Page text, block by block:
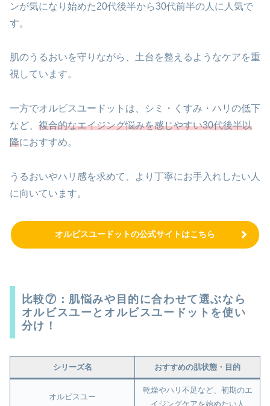
ンが気になり始めた20代後半から30代前半の人に人気で
す。
肌のうるおいを守りながら、土台を整えるようなケアを重
視しています。
一方でオルビスユードットは、シミ・くすみ・ハリの低下
など、 複合的なエイジング悩みを感じやすい30代後半以
降におすすめ。
うるおいやハリ感を求めて、より丁寧にお手入れしたい人
に向いています。
オルビスユードットの公式サイトはこちら
比較⑦：肌悩みや目的に合わせて選ぶなら
オルビスユーとオルビスユードットを使い
分け！
シリーズ名 おすすめの肌状態・目的
オルビスユー
乾燥やハリ不足など、初期のエ
イジングケアを始めたい人